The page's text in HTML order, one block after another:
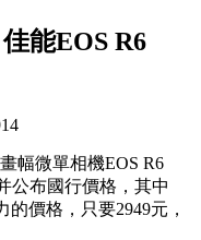
能EOS R6
幅微單相機EOS R6
公布國行價格，其中
價格，只要2949元，